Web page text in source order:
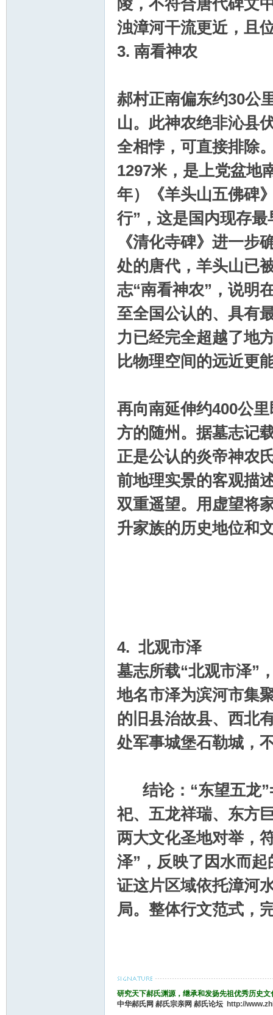
陵，不符合唐代碑文
浊漳河干流更近，且
3. 南看神农
郝村正南偏东约30公
山。此神农绝非沁县
全相悖，可直接排除
1297米，是上党盆地
年）《羊头山五佛碑
行”，这是国内现存
《清化寺碑》进一步
处的唐代，羊头山已
志“南看神农”，说明
至全国公认的、具有
力已经完全超越了地
比物理空间的远近更
再向南延伸约400公
方的随州。据墓志记
正是公认的炎帝神农
前地理实景的客观描
双重遥望。用虚望将
升家族的历史地位和
4. 北观市泽
墓志所载“北观市泽”
地名市泽为滨河市集
的旧县治故县、西北
处军事城堡石勒城，
结论：“东望五龙
祀、五龙祥瑞、东方
两大文化圣地对举，
泽”，反映了因水而
证这片区域依托漳河
局。整体行文范式，
研究天下郝氏渊源，继承和发扬先祖优秀历史
中华郝氏网 郝氏宗亲网 郝氏论坛 http://